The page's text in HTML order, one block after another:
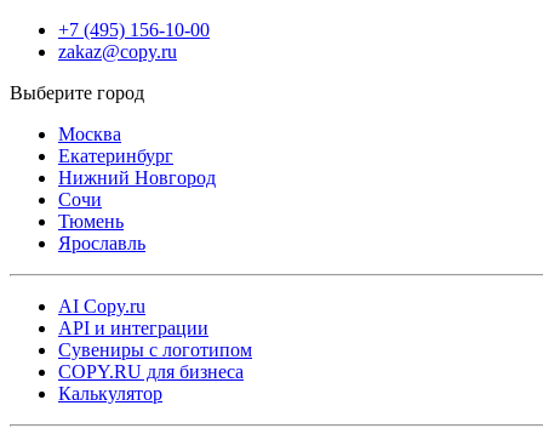
+7 (495) 156-10-00
zakaz@copy.ru
Москва
Екатеринбург
Нижний Новгород
Сочи
Тюмень
Ярославль
AI Copy.ru
API и интеграции
Сувениры с логотипом
COPY.RU для бизнеса
Калькулятор